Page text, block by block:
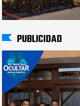
PUBLICIDAD